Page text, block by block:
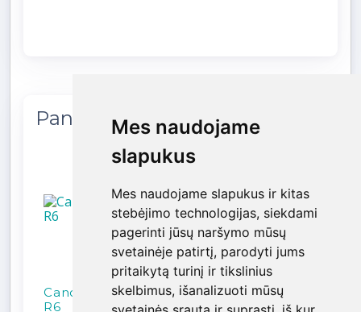
Mes naudojame
slapukus
Mes naudojame slapukus ir kitas
stebėjimo technologijas, siekdami
pagerinti jūsų naršymo mūsų
svetainėje patirtį, parodyti jums
pritaikytą turinį ir tikslinius
skelbimus, išanalizuoti mūsų
Mes naudojame
slapukus
Mes naudojame slapukus ir kitas
stebėjimo technologijas, siekdami
pagerinti jūsų naršymo mūsų
svetainėje patirtį, parodyti jums
pritaikytą turinį ir tikslinius
skelbimus, išanalizuoti mūsų
Panašios prekės
Canon EOS
R6
Canon EOS
R5
Canon EOS
R6 Mark II